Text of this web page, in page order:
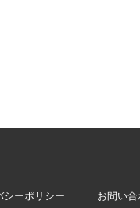
シーポリシー お問い合